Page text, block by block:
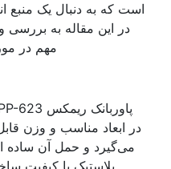
است که به دنبال یک منبع
در این مقاله به بررسی
مهم در
در ابعاد مناسب و وزن
می‌گیرد و حمل آن ساده
پلاستیک با کیفیت